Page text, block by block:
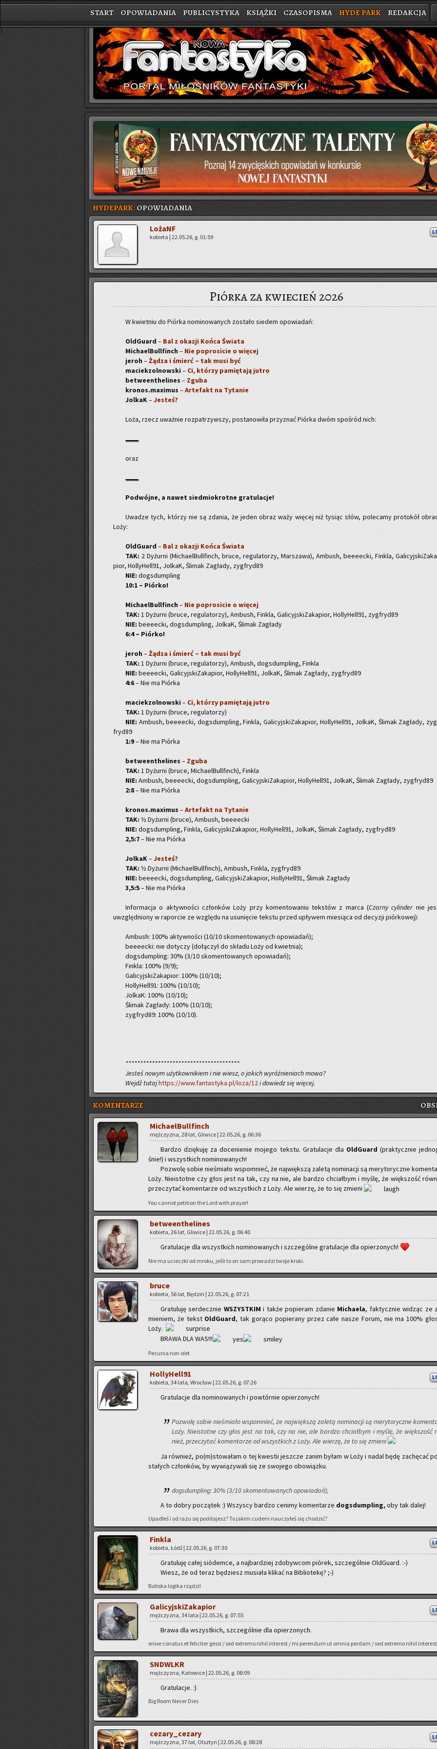
START OPOWIADANIA PUBLICYSTYKA KSIĄŻKI CZASOPISMA HYDE PARK REDAKCJA
}
HYDEPARK:OPOWIADANIA
Lo­żaNF
ko­bie­ta | 22.05.26, g. 01:59
Piórka za kwiecień 2026
W kwiet­niu do Piór­ka no­mi­no­wa­nych zo­sta­ło sie­dem opo­wia­dań:
Old­Gu­ard – Bal z oka­zji Końca Świa­ta
Mi­cha­el­Bul­l­finch– Nie po­pro­si­cie o wię­cej
jeroh –Żądza i śmierć – tak musi być
ma­ciek­zol­now­ski – Ci, któ­rzy pa­mię­ta­ją jutro
be­twe­en­the­li­nes – Zguba
kronos.maximus –Ar­te­fakt na Ty­ta­nie
Jol­kaK–Je­steś?
Loża, rzecz uważ­nie roz­pa­trzyw­szy, po­sta­no­wi­ła przy­znać Piór­ka dwóm spo­śród nich:
oraz
Po­dwój­ne, a nawet sied­mio­krot­ne gra­tu­la­cje!
Uwa­dze tych, któ­rzy nie są zda­nia, że jeden obraz waży wię­cej niż ty­siąc słów, po­le­ca­my pro­to­kół
Loży:
Old­Gu­ard – Bal z oka­zji Końca Świa­ta
TAK: 2 Dy­żur­ni (Mi­cha­el­Bul­l­finch, bruce, re­gu­la­to­rzy, Mar­sza­wa), Am­bush, be­eeec­ki, Fin­kla,
pior, Hol­ly­Hel­l91, Jol­kaK, Śli­mak Za­gła­dy, zyg­fry­d89
NIE: do­gs­dum­pling
10:1 – Piór­ko!
Mi­cha­el­Bul­l­finch – Nie po­pro­si­cie o wię­cej
TAK: 1 Dy­żur­ni (bruce, re­gu­la­to­rzy), Am­bush, Fin­kla, Ga­li­cyj­ski­Za­ka­pior, Hol­ly­Hel­l91, zyg­fry­d89
NIE: be­eeec­ki, do­gs­dum­pling, Jol­kaK, Śli­mak Za­gła­dy
6:4 – Piór­ko!
jeroh–Żądza i śmierć – tak musi być
TAK: 1 Dy­żur­ni (bruce, re­gu­la­to­rzy), Am­bush, do­gs­dum­pling, Fin­kla
NIE: be­eeec­ki, Ga­li­cyj­ski­Za­ka­pior, Hol­ly­Hel­l91, Jol­kaK, Śli­mak Za­gła­dy, zyg­fry­d89
4:6– Nie ma Piór­ka
ma­ciek­zol­now­ski – Ci, któ­rzy pa­mię­ta­ją jutro
TAK: 1 Dy­żur­ni (bruce, re­gu­la­to­rzy)
NIE: Am­bush, be­eeec­ki, do­gs­dum­pling, Fin­kla, Ga­li­cyj­ski­Za­ka­pior, Hol­ly­Hel­l91, Jol­kaK, Śli­mak Za­gła­dy,
fry­d89
1:9– Nie ma Piór­ka
be­twe­en­the­li­nes – Zguba
TAK: 1 Dy­żur­ni (bruce, Mi­cha­el­Bul­l­finch), Fin­kla
NIE: Am­bush, be­eeec­ki, do­gs­dum­pling, Ga­li­cyj­ski­Za­ka­pior, Hol­ly­Hel­l91, Jol­kaK, Śli­mak Za­gła­dy, zyg­fry­d89
2:8– Nie ma Piór­ka
kronos.maximus –Ar­te­fakt na Ty­ta­nie
TAK: ½ Dy­żur­ni (bruce), Am­bush, be­eeec­ki
NIE: do­gs­dum­pling, Fin­kla, Ga­li­cyj­ski­Za­ka­pior, Hol­ly­Hel­l91, Jol­kaK, Śli­mak Za­gła­dy, zyg­fry­d89
2,5:7– Nie ma Piór­ka
Jol­kaK–Je­steś?
TAK: ½ Dy­żur­ni (Mi­cha­el­Bul­l­finch), Am­bush, Fin­kla, zyg­fry­d89
NIE: be­eeec­ki, do­gs­dum­pling, Ga­li­cyj­ski­Za­ka­pior, Hol­ly­Hel­l91, Śli­mak Za­gła­dy
3,5:5– Nie ma Piór­ka
In­for­ma­cja o ak­tyw­no­ści człon­ków Loży przy ko­men­to­wa­niu tek­stów z marca (Czar­ny cy­lin­dernie
uwzględ­nio­ny w ra­por­cie ze wzglę­du na usu­nię­cie tek­stu przed upły­wem mie­sią­ca od de­cy­zji piór­ko­wej):
Am­bush: 100% ak­tyw­no­ści (10/10 sko­men­to­wa­nych opo­wia­dań);
be­eeec­ki: nie do­ty­czy (do­łą­czył do skła­du Loży od kwiet­nia);
do­gs­dum­pling: 30% (3/10 sko­men­to­wa­nych opo­wia­dań);
Fin­kla: 100% (9/9);
Ga­li­cyj­ski­Za­ka­pior: 100% (10/10);
Hol­ly­Hel­l91: 100% (10/10);
Jol­kaK: 100% (10/10);
Śli­mak Za­gła­dy: 100% (10/10);
zyg­fry­d89: 100% (10/10).
***************************************
Je­steś nowym użyt­kow­ni­kiem i nie wiesz, o jakich wy­róż­nie­niach mowa?
Wejdź tutajhttps://www.fantastyka.pl/loza/12i do­wiedz się wię­cej.
KOMENTARZE
Mi­cha­el­Bul­l­finch
męż­czy­zna, 28 lat, Gli­wi­ce | 22.05.26, g. 06:36
Bar­dzo dzię­ku­ję za do­ce­nie­nie mo­je­go tek­stu. Gra­tu­la­cje dla Old­Gu­ard (prak­tycz­nie
śnie!) i wszyst­kich no­mi­no­wa­nych!
Po­zwo­lę sobie nie­śmia­ło wspo­mnieć, że naj­więk­szą za­le­tą no­mi­na­cji są me­ry­to­rycz­ne
Loży. Nie­istot­ne czy głos jest na tak, czy na nie, ale bar­dzo chciał­bym i myślę, że więk­szość
prze­czy­tać ko­men­ta­rze od wszyst­kich z Loży. Ale wie­rzę, że to się zmie­ni
You can­not pe­ti­tion the Lord with pray­er!
be­twe­en­the­li­nes
ko­bie­ta, 26 lat, Gli­wi­ce | 22.05.26, g. 06:40
Gra­tu­la­cje dla wszyst­kich no­mi­no­wa­nych i szcze­gól­ne gra­tu­la­cje dla opie­rzo­nych!
Nie ma uciecz­ki od mroku, jeśli to on sam pro­wa­dzi twoje kroki.
bruce
ko­bie­ta, 56 lat, Bę­dzin | 22.05.26, g. 07:21
Gra­tu­lu­ję ser­decz­nie WSZYST­KIM i także po­pie­ram zda­nie Mi­cha­ela, fak­tycz­nie wi­dząc ze
mie­niem, że tekst Old­Gu­ard, tak go­rą­co po­pie­ra­ny przez całe nasze Forum, nie ma 100%
Loży.
BRAWA DLA WAS!!!
Pe­cu­nia non olet
Hol­ly­Hel­l91
ko­bie­ta, 34 lata, Wro­cław | 22.05.26, g. 07:26
Gra­tu­la­cje dla no­mi­no­wa­nych i po­wtór­nie opie­rzo­nych!
Po­zwo­lę sobie nie­śmia­ło wspo­mnieć, że naj­więk­szą za­le­tą no­mi­na­cji są me­ry­to­rycz­ne
Loży. Nie­istot­ne czy głos jest na tak, czy na nie, ale bar­dzo chciał­bym i myślę, że więk­szość
nież, prze­czy­tać ko­men­ta­rze od wszyst­kich z Loży. Ale wie­rzę, że to się zmie­ni
Ja rów­nież, po(m)sto­wa­łam o tej kwe­stii jesz­cze zanim byłam w Loży i nadal będę za­chę­cać
sta­łych człon­ków, by wy­wią­zy­wa­li się ze swo­je­go obo­wiąz­ku.
do­gs­dum­pling: 30% (3/10 sko­men­to­wa­nych opo­wia­dań);
A to dobry po­czą­tek :) Wszy­scy bar­dzo ce­ni­my ko­men­ta­rze do­gs­dum­pling,oby tak dalej!
Upa­dłeś i od razu się pod­da­jesz? To jakim cudem na­uczy­łeś się cho­dzić?
Fin­kla
ko­bie­ta, Łódź | 22.05.26, g. 07:30
Gra­tu­lu­ję całej sió­dem­ce, a naj­bar­dziej zdo­byw­com pió­rek, szcze­gól­nie Old­Gu­ard. :-)
Wiesz, że od teraz bę­dziesz mu­sia­ła kli­kać na Bi­blio­te­kę? ;-)
Bab­ska lo­gi­ka rzą­dzi!
Ga­li­cyj­ski­Za­ka­pior
męż­czy­zna, 34 lata | 22.05.26, g. 07:55
Brawa dla wszyst­kich, szcze­gól­nie dla opie­rzo­nych.
enixe co­na­tus et fe­li­ci­ter gessi / sed extre­mo nihil in­te­rest / mi pe­ren­dum ut omnia per­dam / sed extre­mo nihil in­te­rest
SNDWLKR
męż­czy­zna, Ka­to­wi­ce | 22.05.26, g. 08:09
Gra­tu­la­cje. :)
Big Room Never Dies
ce­za­ry­_ce­za­ry
męż­czy­zna, 37 lat, Olsz­tyn | 22.05.26, g. 08:28